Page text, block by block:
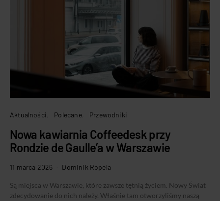
Aktualności Polecane Przewodniki
Nowa kawiarnia Coffeedesk przy
Rondzie de Gaulle’a w Warszawie
11 marca 2026 Dominik Ropela
Są miejsca w Warszawie, które zawsze tętnią życiem. Nowy Świat
zdecydowanie do nich należy. Właśnie tam otworzyliśmy naszą